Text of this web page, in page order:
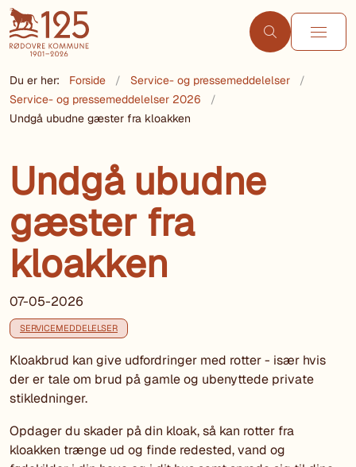
Du er her: Forside
Service- og pressemeddelelser
Service- og pressemeddelelser 2026
Undgå ubudne gæster fra kloakken
Undgå ubudne
gæster fra
kloakken
07-05-2026
SERVICEMEDDELELSER
Kloakbrud kan give udfordringer med rotter - især hvis
der er tale om brud på gamle og ubenyttede private
stikledninger.
Opdager du skader på din kloak, så kan rotter fra
kloakken trænge ud og finde redested, vand og